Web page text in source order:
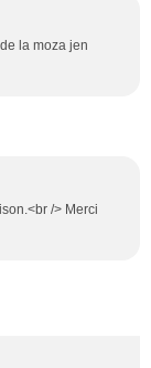
la moza jen
/> Merci